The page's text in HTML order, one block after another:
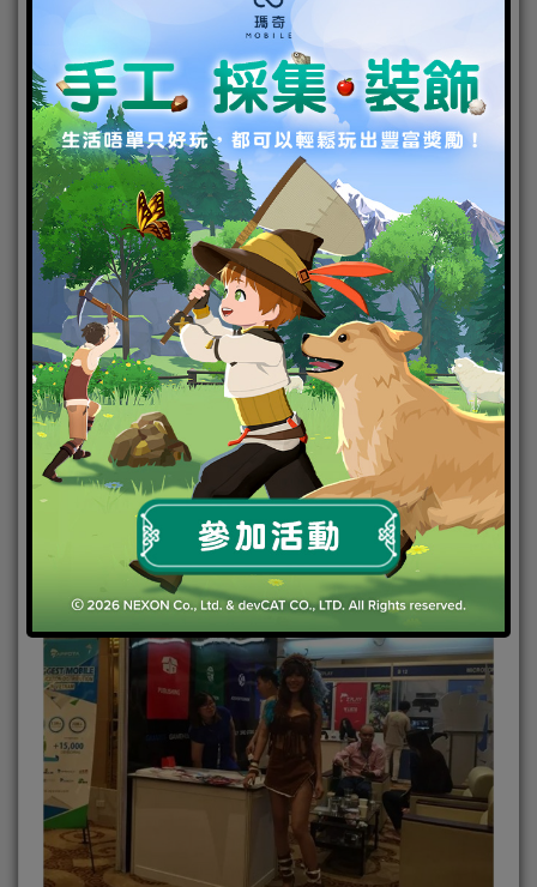
2013年到2015年主要的付款選擇佔比情況、在海外市
場如何選合適的付款項目進行了分析，並解答了社
區、渠道、內容通過技術平台的運作方式。
展區全方位多角度的交流與互動的契機
作為東南亞最具規模和影響力的遊戲大會，本次越南
MGA除了嘉賓主題演講、巔峰對話外，還會有展位展
示、獨立遊戲開發者大賽、after party等幾大板塊，為
參會嘉賓提供了全放位多角度的交流互動與展示的機
會。而本次MGA剛剛開幕的今天，互動展區就人頭攢
動，人氣爆棚。